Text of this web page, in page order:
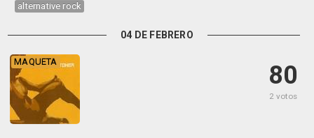
alternative rock
04 DE FEBRERO
80
2 votos
MAQUETA